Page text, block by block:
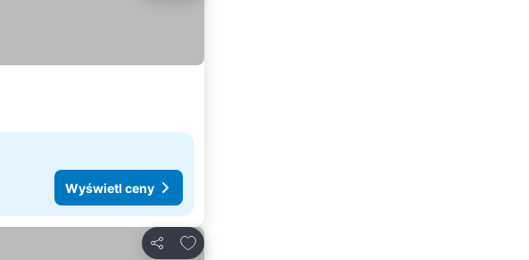
Wyświetl ceny
Udostępnij
Dodaj do ulubionych